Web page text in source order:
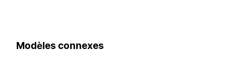
Modèles connexes